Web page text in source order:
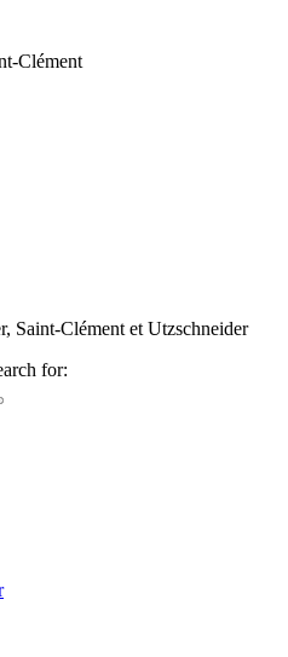
Clément
Saint-Clément et Utzschneider
for: